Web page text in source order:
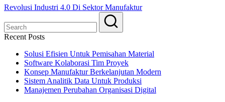
Revolusi Industri 4.0 Di Sektor Manufaktur
Recent Posts
Solusi Efisien Untuk Pemisahan Material
Software Kolaborasi Tim Proyek
Konsep Manufaktur Berkelanjutan Modern
Sistem Analitik Data Untuk Produksi
Manajemen Perubahan Organisasi Digital